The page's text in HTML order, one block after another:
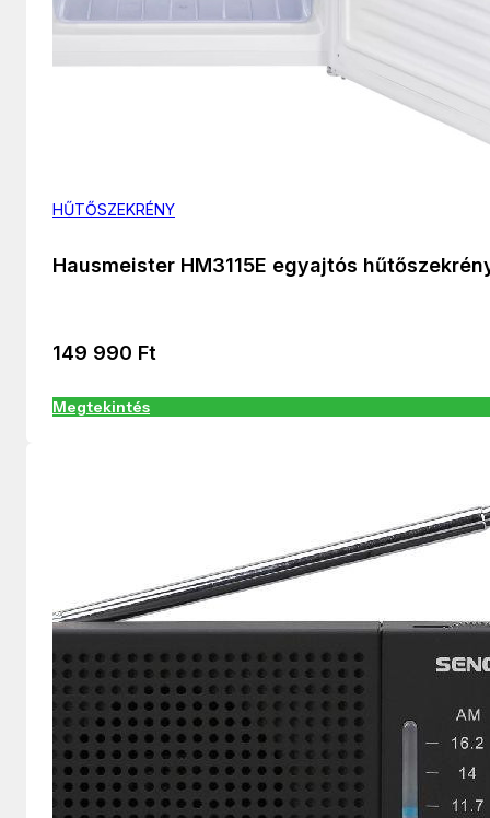
HŰTŐSZEKRÉNY
Hausmeister HM3115E egyajtós
149 990 Ft
Megtekintés